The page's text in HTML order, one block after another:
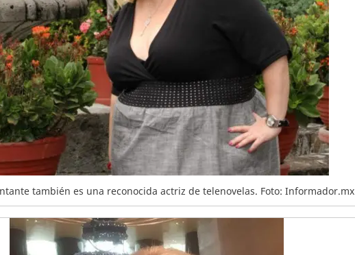
también es una reconocida actriz de telenovelas. Foto: Informador.mx